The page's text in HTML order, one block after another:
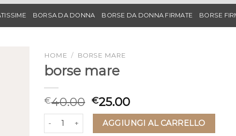
BORSA DA DONNA BORSE DA DONNA FIRMATE BORSE
HOME / BORSE MARE
borse mare
€40.00 €25.00
borse mare quantitàAGGIUNGI AL CARRELLO